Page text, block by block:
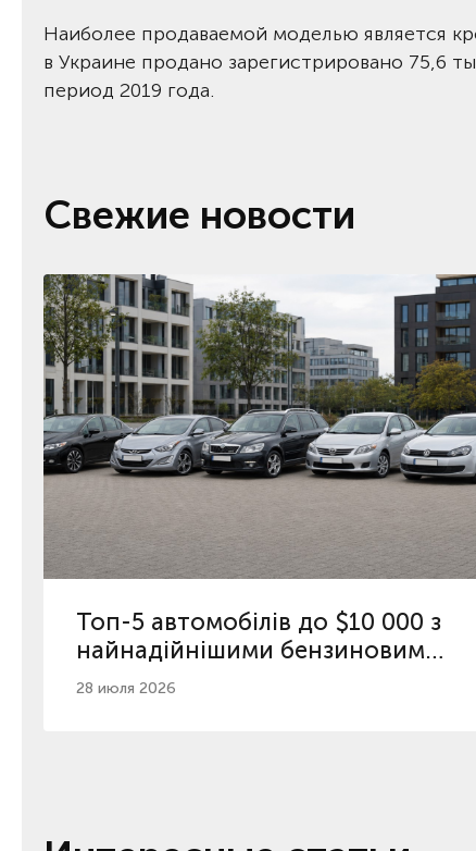
Наиболее продаваемой моделью является
в Украине продано зарегистрировано 75,6
период 2019 года.
Свежие новости
Топ-5 автомобілів до $10 000 з
найнадійнішими бензиновими
двигунами
28 июля 2026